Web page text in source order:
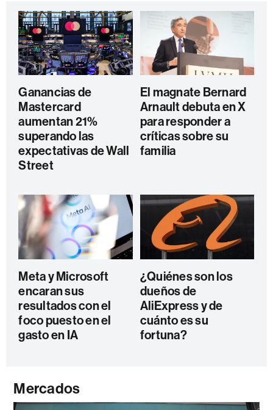
Ganancias de
Mastercard
aumentan 21%
superando las
expectativas de Wall
Street
El magnate Bernard
Arnault debuta en X
para responder a
críticas sobre su
familia
Meta y Microsoft
encaran sus
resultados con el
foco puesto en el
gasto en IA
¿Quiénes son los
dueños de
AliExpress y de
cuánto es su
fortuna?
Mercados